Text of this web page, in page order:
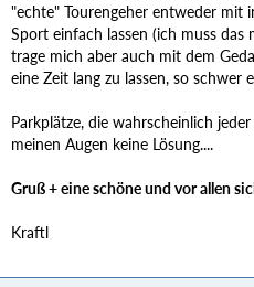
"echte" Tourengeher entweder mit
Sport einfach lassen (ich muss das
trage mich aber auch mit dem
eine Zeit lang zu lassen, so schwer
Parkplätze, die wahrscheinlich
meinen Augen keine Lösung....
Gruß + eine schöne und vor allen
Kraftl